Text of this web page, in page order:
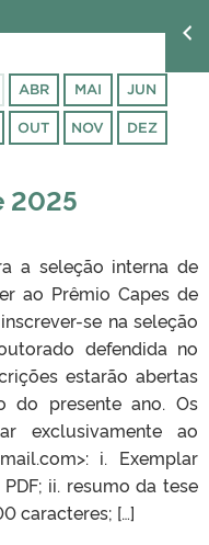
ABR MAI JUN
OUT NOV DEZ
2025
a seleção interna de
ao Prêmio Capes de
se na seleção
defendida no
estarão abertas
do presente ano. Os
exclusivamente ao
i. Exemplar
ii. resumo da tese
caracteres; […]